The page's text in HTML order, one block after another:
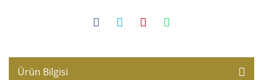
Ürün Bilgisi